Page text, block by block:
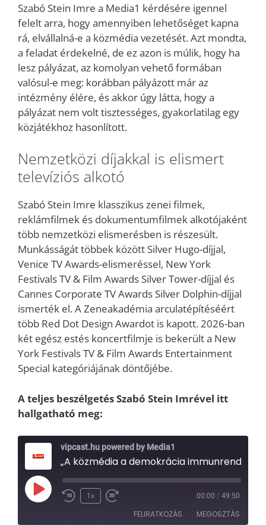
Szabó Stein Imre a Media1 kérdésére igennel
felelt arra, hogy amennyiben lehetőséget kapna
rá, elvállalná-e a közmédia vezetését. Azt mondta,
a feladat érdekelné, de ez azon is múlik, hogy ha
lesz pályázat, az komolyan vehető formában
valósul-e meg: korábban pályázott már az
intézmény élére, és akkor úgy látta, hogy a
pályázat nem volt tisztességes, gyakorlatilag egy
közjátékhoz hasonlított.
Nemzetközi díjakkal is elismert
televíziós alkotó
Szabó Stein Imre klasszikus zenei filmek,
reklámfilmek és dokumentumfilmek alkotójaként
több nemzetközi elismerésben is részesült.
Munkásságát többek között Silver Hugo-díjjal,
Venice TV Awards-elismeréssel, New York
Festivals TV & Film Awards Silver Tower-díjjal és
Cannes Corporate TV Awards Silver Dolphin-díjjal
ismerték el. A Zeneakadémia arculatépítéséért
több Red Dot Design Awardot is kapott. 2026-ban
két egész estés koncertfilmje is bekerült a New
York Festivals TV & Film Awards Entertainment
Special kategóriájának döntőjébe.
A teljes beszélgetés Szabó Stein Imrével itt
hallgatható meg:
vipcast.hu powered by Media1
Play
1x 00:00 / 49:50
FELIRATKOZÁS MEGOSZTÁS